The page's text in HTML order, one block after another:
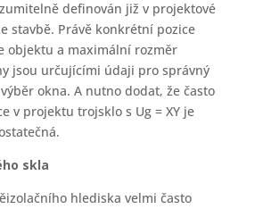
definován již v projektové
stavbě. Právě konkrétní pozice
objektu a maximální rozměr
jsou určujícími údaji pro správný
okna. A nutno dodat, že často
v projektu trojsklo s Ug = XY je
skla
hlediska velmi často